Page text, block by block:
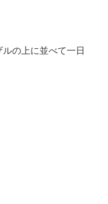
の上に並べて一日